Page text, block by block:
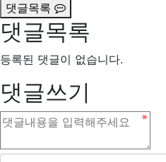
댓글목록
댓글목록
등록된 댓글이 없습니다.
댓글쓰기